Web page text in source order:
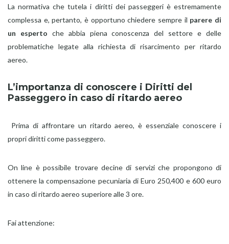
La normativa che tutela i diritti dei passeggeri è estremamente
complessa e, pertanto, è opportuno chiedere sempre il parere di
un esperto che abbia piena conoscenza del settore e delle
problematiche legate alla richiesta di risarcimento per ritardo
aereo.
L’importanza di conoscere i Diritti del
Passeggero in caso di ritardo aereo
Prima di affrontare un ritardo aereo, è essenziale conoscere i
propri diritti come passeggero.
On line è possibile trovare decine di servizi che propongono di
ottenere la compensazione pecuniaria di Euro 250,400 e 600 euro
in caso di ritardo aereo superiore alle 3 ore.
Fai attenzione: